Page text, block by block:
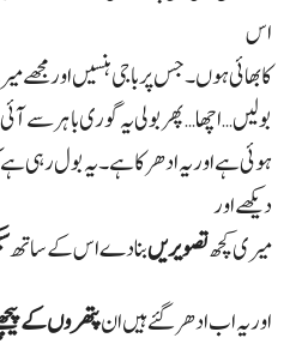
اس
کا بھائی ہوں۔ جس پر باجی ہنسیں اور مجھے
بولیں…اچھا… پھر بولی یہ گوری باہر سے آئی
ہوئی ہے اور یہ ادھر کا ہے۔ یہ بول رہی
دیکھے اور
میری کچھتصویریںبنا دے اس کے ساتھ
اور یہ اب ادھر گئے ہیں انپتھروں کے